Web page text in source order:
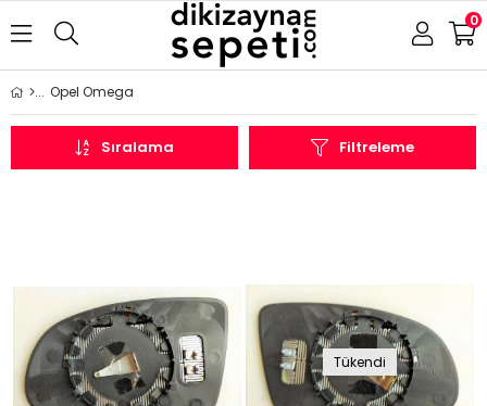
0
Opel Omega
Filtreleme
Sıralama
Tükendi